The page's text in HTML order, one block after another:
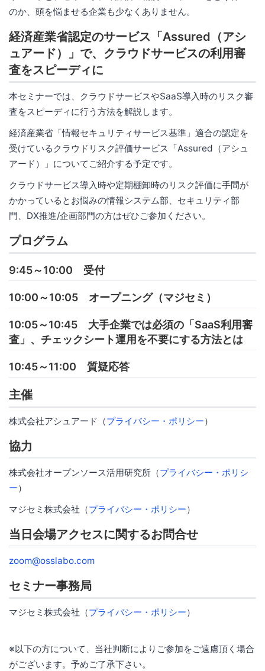
のか、頭を悩ませる企業も少なくありません。
経済産業省認定のサービス「Assured（アシ
ュアード）」で、クラウドサービスの利用審
査をスピーディに
本セミナーでは、クラウドサービスやSaaS導入時のリスク審
査をスピーディに行う方法を解説します。
経済産業省「情報セキュリティサービス基準」適合の認定を
受けているクラウドリスク評価サービス「Assured（アシュ
アード）」についてご紹介する予定です。
クラウドサービス導入時や定期棚卸時のリスク評価に手間が
かかっているとお悩みの情報システム部、セキュリティ部
門、DX推進/企画部門の方はぜひご参加ください。
プログラム
9:45～10:00 受付
10:00～10:05 オープニング（マジセミ）
10:05～10:45 大手企業では必須の「SaaS利用審
査」、チェックシート運用を不要にする方法とは
10:45～11:00 質疑応答
主催
株式会社アシュアード（プライバシー・ポリシー）
協力
株式会社オープンソース活用研究所（プライバシー・ポリシ
ー）
マジセミ株式会社（プライバシー・ポリシー）
当日会場アクセスに関するお問合せ
zoom@osslabo.com
セミナー事務局
マジセミ株式会社（プライバシー・ポリシー）
※以下の方について、当社判断によりご参加をご遠慮頂く場合
がございます。予めご了承下さい。